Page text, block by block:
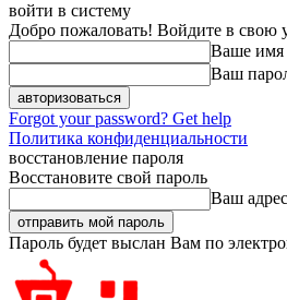
войти в систему
Добро пожаловать! Войдите в свою
Ваше имя
Ваш
Forgot your password? Get help
Политика конфиденциальности
восстановление пароля
Восстановите свой пароль
Ваш
Пароль будет выслан Вам по